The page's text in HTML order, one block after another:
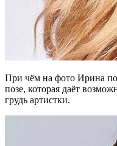
При чём на фото Ирина
позе, которая даёт
грудь артистки.